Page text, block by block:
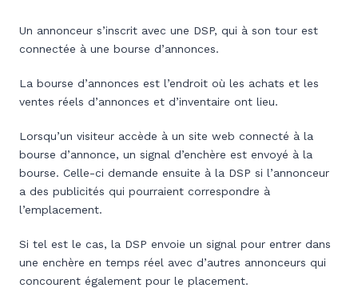
Un annonceur s’inscrit avec une DSP, qui à son tour est
connectée à une bourse d’annonces.
La bourse d’annonces est l’endroit où les achats et les
ventes réels d’annonces et d’inventaire ont lieu.
Lorsqu’un visiteur accède à un site web connecté à la
bourse d’annonce, un signal d’enchère est envoyé à la
bourse. Celle-ci demande ensuite à la DSP si l’annonceur
a des publicités qui pourraient correspondre à
l’emplacement.
Si tel est le cas, la DSP envoie un signal pour entrer dans
une enchère en temps réel avec d’autres annonceurs qui
concourent également pour le placement.